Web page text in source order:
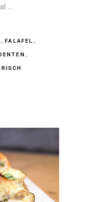
,FALAFEL ,
,